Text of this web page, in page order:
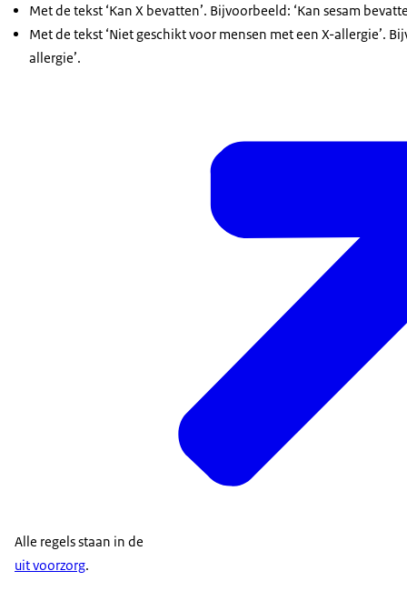
Met de tekst ‘Kan X bevatten’. Bijvoorbeeld: ‘Kan sesam
Met de tekst ‘Niet geschikt voor mensen met een X-allergie’.
allergie’.
Alle regels staan in de
uit voorzorg.